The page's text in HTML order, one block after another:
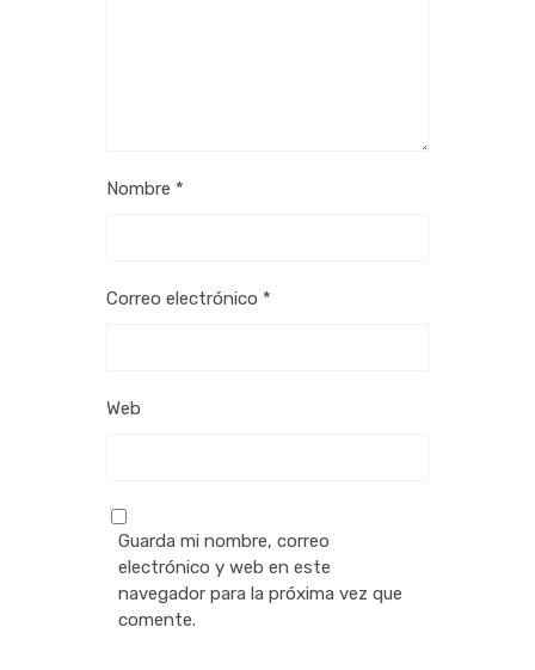
Nombre *
Correo electrónico *
Web
Guarda mi nombre, correo
electrónico y web en este
navegador para la próxima vez que
comente.